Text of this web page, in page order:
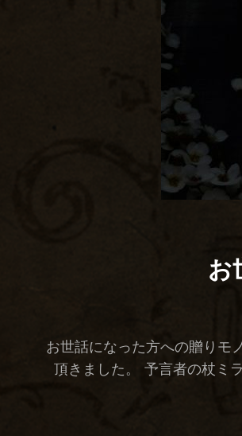
お
お世話になった方への贈りモ
頂きました。 予言者の杖ミ